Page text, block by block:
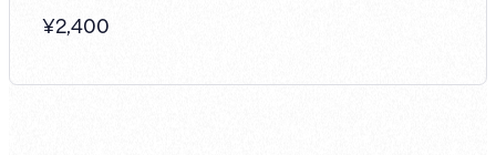
¥2,400